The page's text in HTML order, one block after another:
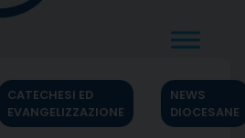
CATECHESI ED
EVANGELIZZAZIONE
NEWS
DIOCESANE